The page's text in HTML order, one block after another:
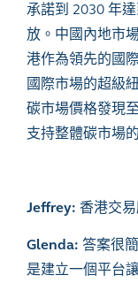
承諾到 2030 年
放。中國內地市
港作為領先的國
國際市場的超級
碳市場價格發現
支持整體碳市場
Jeffrey: 香港交
Glenda: 答案很
是建立一個平台